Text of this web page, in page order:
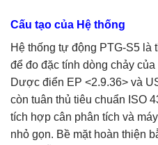
Cấu tạo của Hệ thống
Hệ thống tự động PTG-S5 là
để đo đặc tính dòng chảy
Dược điển EP <2.9.36> và
còn tuân thủ tiêu chuẩn ISO
tích hợp cân phân tích và
nhỏ gọn. Bề mặt hoàn thiện